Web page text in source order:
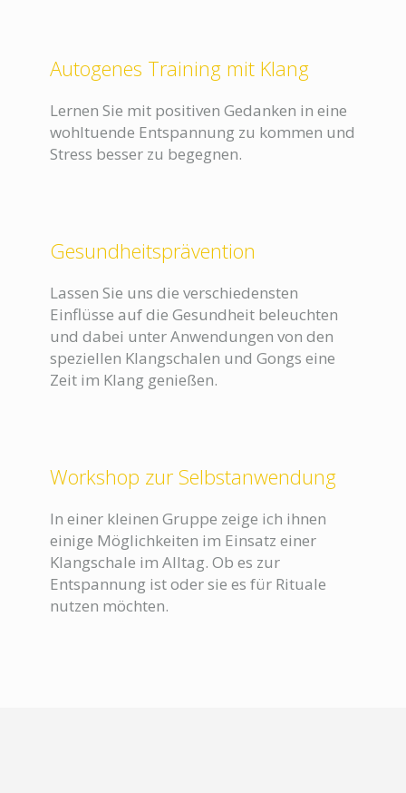
Autogenes Training mit Klang
Lernen Sie mit positiven Gedanken in eine
wohltuende Entspannung zu kommen und
Stress besser zu begegnen.
Gesundheitsprävention
Lassen Sie uns die verschiedensten
Einflüsse auf die Gesundheit beleuchten
und dabei unter Anwendungen von den
speziellen Klangschalen und Gongs eine
Zeit im Klang genießen.
Workshop zur Selbstanwendung
In einer kleinen Gruppe zeige ich ihnen
einige Möglichkeiten im Einsatz einer
Klangschale im Alltag. Ob es zur
Entspannung ist oder sie es für Rituale
nutzen möchten.